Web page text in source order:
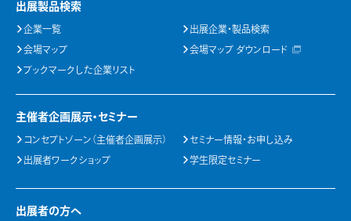
出展製品検索
企業一覧 出展企業・製品検索
会場マップ 会場マップ ダウンロード
ブックマークした企業リスト
主催者企画展示・セミナー
コンセプトゾーン（主催者企画展示） セミナー情報・お申し込み
出展者ワークショップ 学生限定セミナー
出展者の方へ